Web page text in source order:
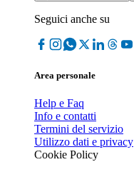
Seguici anche su
Area personale
Help e Faq
Info e contatti
Termini del servizio
Utilizzo dati e privacy
Cookie Policy